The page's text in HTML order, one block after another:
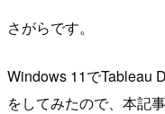
さがらです。
Windows 11でTableau
をしてみたので、本記